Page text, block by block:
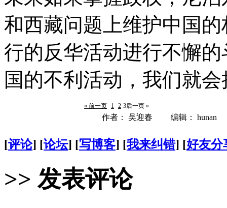
和西藏问题上维护中国
行的反华活动进行不懈
国的不利活动，我们就
« 前一页 1 2 3后一页 »
作者： 吴迎春 编辑： hunan
[评论] [论坛] [写博客] [我来纠错] [好友分
>> 发表评论